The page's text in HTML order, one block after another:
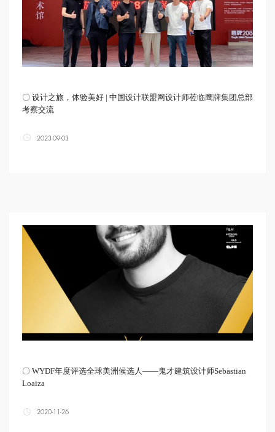
〇 设计之旅，体验美好 | 中国设计联盟网设计师莅临鹰牌集团总部
考察交流
2023-09-03
〇 WYDF年度评选全球美洲候选人——鬼才建筑设计师Sebastian
Loaiza
2020-11-26